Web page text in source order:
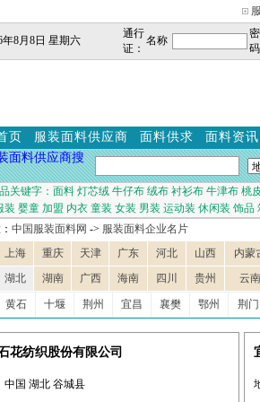
年8月8日 星期六
通行
证：
名称
密
码
页 服装面料供应商 面料供求
面料资讯
面料供应商搜
关键字： 面料 灯芯绒 牛仔布 绒布 衬衫布 牛津布 桃
装 婴童 加盟 内衣 童装 女装 男装 运动装 休闲装 饰品
中国服装面料网 -> 服装面料企业名片
上海 重庆 天津 广东 河北 山西
内蒙
湖北 湖南 广西 海南 四川 贵州 云南
黄石 十堰 荆州 宜昌 襄樊 鄂州 荆门
花纺织股份有限公司
中国 湖北 谷城县